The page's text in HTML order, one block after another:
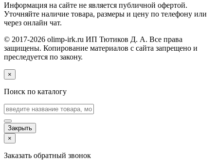
Информация на сайте не является публичной офертой.
Уточняйте наличие товара, размеры и цену по телефону или
через онлайн чат.
© 2017-2026 olimp-irk.ru ИП Тютиков Д. А. Все права
защищены. Копирование материалов с сайта запрещено и
преследуется по закону.
×
Поиск по каталогу
Закрыть
×
Заказать обратный звонок